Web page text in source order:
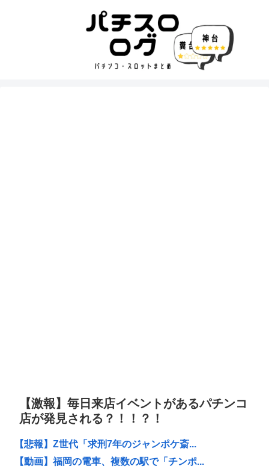
【激報】毎日来店イベントがあるパチンコ
店が発見される？！！？！
【悲報】Z世代「求刑7年のジャンポケ斎...
【動画】福岡の電車、複数の駅で「チンポ...